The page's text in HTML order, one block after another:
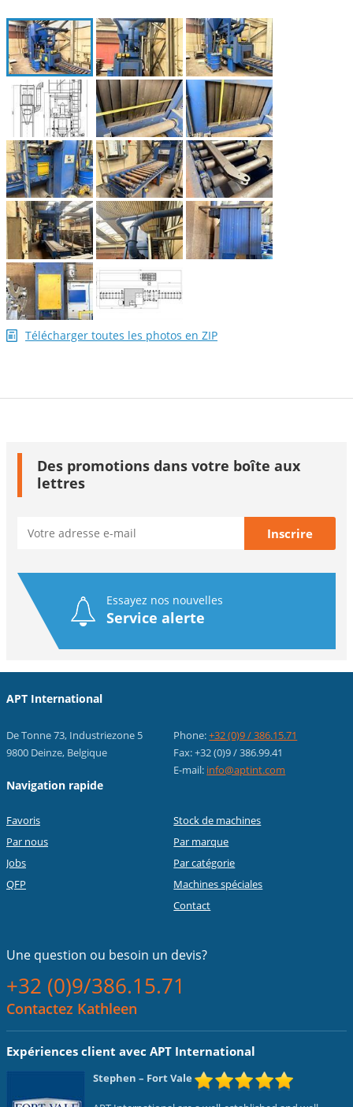
Télécharger toutes les photos en ZIP
Des promotions dans votre boîte aux
lettres
Essayez nos nouvelles
Service alerte
APT International
De Tonne 73, Industriezone 5
9800 Deinze, Belgique
Phone:+32 (0)9 / 386.15.71
Fax: +32 (0)9 / 386.99.41
E-mail: info@aptint.com
Navigation rapide
Favoris
Par nous
Jobs
QFP
Stock de machines
Par marque
Par catégorie
Machines spéciales
Contact
Une question ou besoin un devis?
+32 (0)9/386.15.71
Contactez Kathleen
Expériences client avec APT International
Stephen – Fort Vale